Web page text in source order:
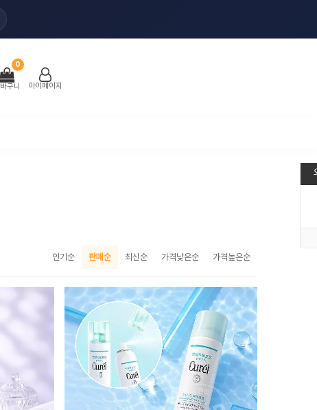
구니
0
마이페이지
인기순 판매순 최신순 가격낮은순 가격높은순